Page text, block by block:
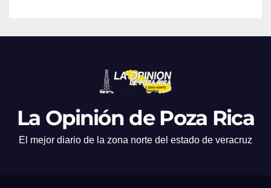
La Opinión de Poza Rica
El mejor diario de la zona norte del estado de veracruz